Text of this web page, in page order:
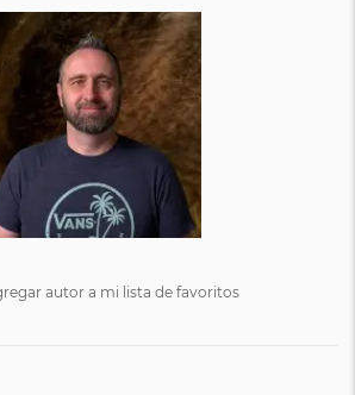
autor a mi lista de favoritos